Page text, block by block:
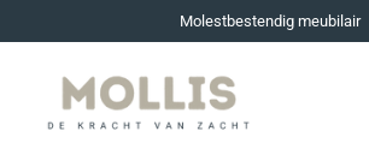
Molestbestendig meubilair